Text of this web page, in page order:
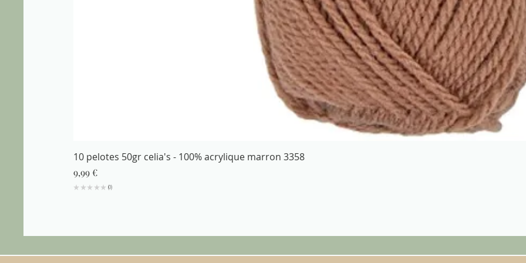
10 pelotes 50gr celia's - 100% acrylique marron 3358
Prix
9,99 €
★ ★ ★ ★ ★ 0
0